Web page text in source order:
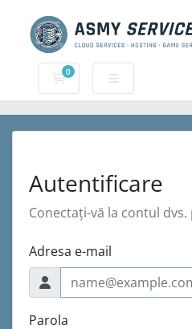
0
Coș de cumpărături
Autentificare
Conectați-vă la contul
Adresa e-mail
Parola